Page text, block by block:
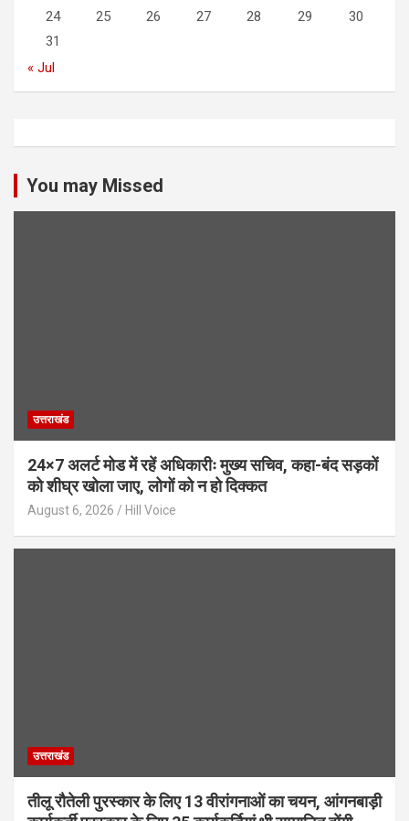
24
25 26 27 28 29
30
31
« Jul
You may Missed
उत्तराखंड
24×7 अलर्ट मोड में रहें अधिकारीः मुख्य सचिव, कहा-बंद सड़कों
को शीघ्र खोला जाए, लोगों को न हो दिक्कत
August 6, 2026 Hill Voice
उत्तराखंड
तीलू रौतेली पुरस्कार के लिए 13 वीरांगनाओं का चयन, आंगनबाड़ी